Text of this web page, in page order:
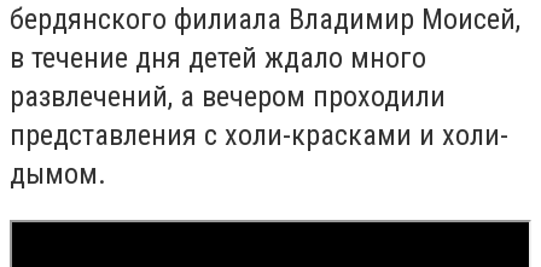
бердянского филиала Владимир Моисей,
в течение дня детей ждало много
развлечений, а вечером проходили
представления с холи-красками и холи-
дымом.